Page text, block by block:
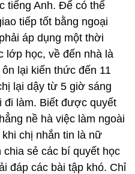
tiếng Anh. Để có thể
tiếp tốt bằng ngoại
áp dụng một thời
lớp học, về đến nhà là
lại kiến thức đến 11
lại dậy từ 5 giờ sáng
làm. Biết được quyết
nề hà việc làm ngoài
chị nhắn tin là nữ
sẻ các bí quyết học
đáp các bài tập khó. Chỉ